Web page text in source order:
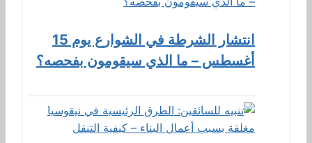
انتشار الشرطة في الشوارع يوم 15
أغسطس – ما الذي سيقومون بفحصه؟